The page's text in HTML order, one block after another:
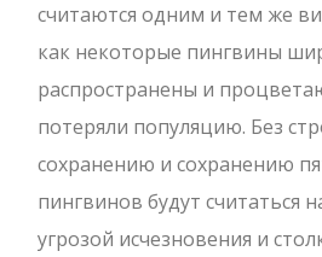
считаются одним и тем же
как некоторые пингвины
распространены и
потеряли популяцию. Без
сохранению и сохранению
пингвинов будут считаться
угрозой исчезновения и